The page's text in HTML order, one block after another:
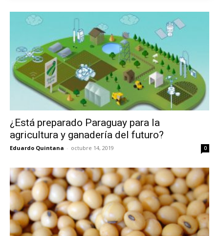
¿Está preparado Paraguay para la
agricultura y ganadería del futuro?
Eduardo Quintana - octubre 14, 2019 0